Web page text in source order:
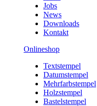
Jobs
News
Downloads
Kontakt
Onlineshop
Textstempel
Datumstempel
Mehrfarbstempel
Holzstempel
Bastelstempel